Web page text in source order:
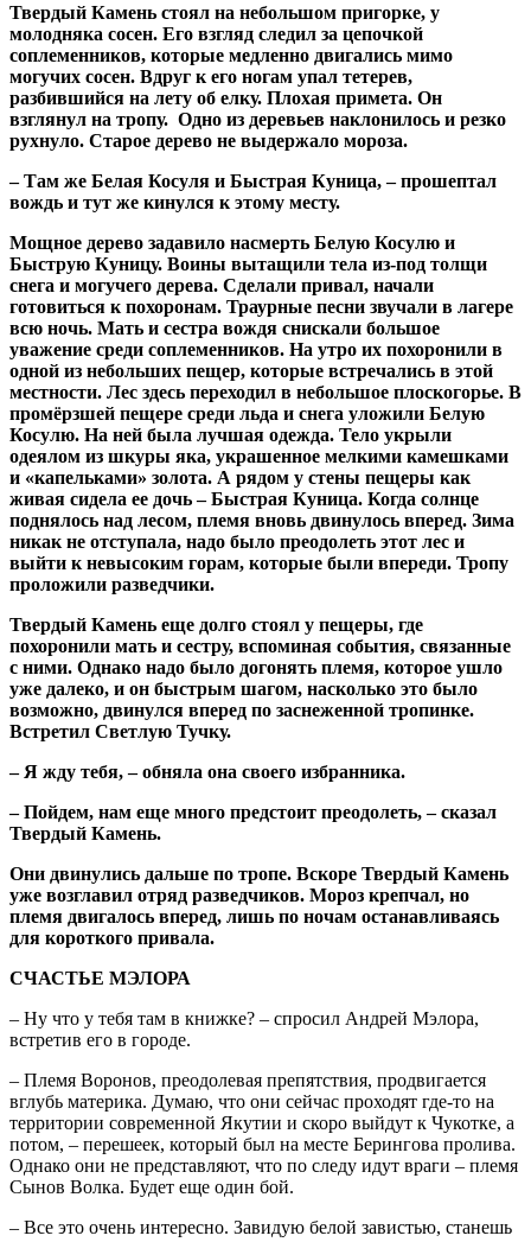
Твердый Камень стоял на небольшом пригорке, у
молодняка сосен. Его взгляд следил за цепочкой
соплеменников, которые медленно двигались мимо
могучих сосен. Вдруг к его ногам упал тетерев,
разбившийся на лету об елку. Плохая примета. Он
взглянул на тропу. Одно из деревьев наклонилось и резко
рухнуло. Старое дерево не выдержало мороза.
– Там же Белая Косуля и Быстрая Куница, – прошептал
вождь и тут же кинулся к этому месту.
Мощное дерево задавило насмерть Белую Косулю и
Быструю Куницу. Воины вытащили тела из-под толщи
снега и могучего дерева. Сделали привал, начали
готовиться к похоронам. Траурные песни звучали в лагере
всю ночь. Мать и сестра вождя снискали большое
уважение среди соплеменников. На утро их похоронили в
одной из небольших пещер, которые встречались в этой
местности. Лес здесь переходил в небольшое плоскогорье. В
промёрзшей пещере среди льда и снега уложили Белую
Косулю. На ней была лучшая одежда. Тело укрыли
одеялом из шкуры яка, украшенное мелкими камешками
и «капельками» золота. А рядом у стены пещеры как
живая сидела ее дочь – Быстрая Куница. Когда солнце
поднялось над лесом, племя вновь двинулось вперед. Зима
никак не отступала, надо было преодолеть этот лес и
выйти к невысоким горам, которые были впереди. Тропу
проложили разведчики.
Твердый Камень еще долго стоял у пещеры, где
похоронили мать и сестру, вспоминая события, связанные
с ними. Однако надо было догонять племя, которое ушло
уже далеко, и он быстрым шагом, насколько это было
возможно, двинулся вперед по заснеженной тропинке.
Встретил Светлую Тучку.
– Я жду тебя, – обняла она своего избранника.
– Пойдем, нам еще много предстоит преодолеть, – сказал
Твердый Камень.
Они двинулись дальше по тропе. Вскоре Твердый Камень
уже возглавил отряд разведчиков. Мороз крепчал, но
племя двигалось вперед, лишь по ночам останавливаясь
для короткого привала.
СЧАСТЬЕ МЭЛОРА
– Ну что у тебя там в книжке? – спросил Андрей Мэлора,
встретив его в городе.
– Племя Воронов, преодолевая препятствия, продвигается
вглубь материка. Думаю, что они сейчас проходят где-то на
территории современной Якутии и скоро выйдут к Чукотке, а
потом, – перешеек, который был на месте Берингова пролива.
Однако они не представляют, что по следу идут враги – племя
Сынов Волка. Будет еще один бой.
– Все это очень интересно. Завидую белой завистью, станешь